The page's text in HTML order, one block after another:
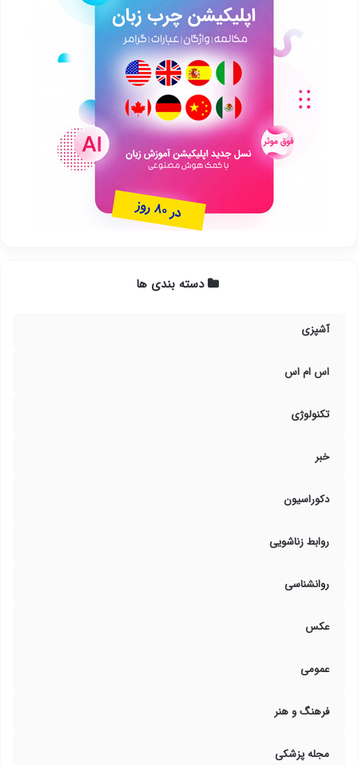
دسته بندی ها
آشپزی
اس ام اس
تکنولوژی
خبر
دکوراسیون
روابط زناشویی
روانشناسی
عکس
عمومی
فرهنگ و هنر
مجله پزشکی